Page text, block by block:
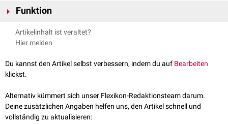
ulnarenHälfte der Vorderfläche des Unterarms nach
Funktion
Die Vena mediana antebrachii leitet das venöse
Venenplexus der
Artikelinhalt ist veraltet?
Hier melden
Du kannst den Artikel selbst verbessern, indem du auf Bearbeiten
klickst.
Alternativ kümmert sich unser Flexikon-Redaktionsteam darum.
Deine zusätzlichen Angaben helfen uns, den Artikel schnell und
vollständig zu aktualisieren: